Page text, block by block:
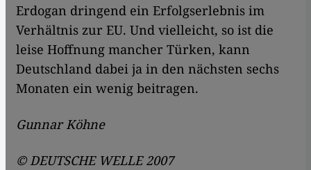
Erdogan dringend ein Erfolgserlebnis im
Verhältnis zur EU. Und vielleicht, so ist die
leise Hoffnung mancher Türken, kann
Deutschland dabei ja in den nächsten sechs
Monaten ein wenig beitragen.
Gunnar Köhne
© DEUTSCHE WELLE 2007